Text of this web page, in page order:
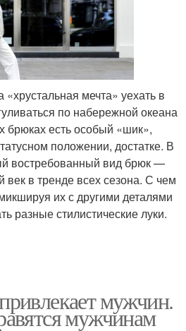
мечта» уехать в
по набережной океана
брюках есть особый «шик»,
положении, достатке. В
востребованный вид брюк —
в тренде всех сезона. С чем
их с другими деталями
разные стилистические луки.
мужчин.
мужчинам